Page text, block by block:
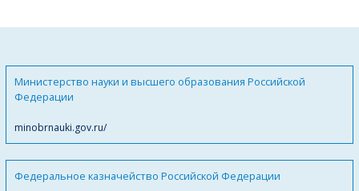
Министерство науки и высшего образования Российской
Федерации
minobrnauki.gov.ru/
Федеральное казначейство Российской Федерации